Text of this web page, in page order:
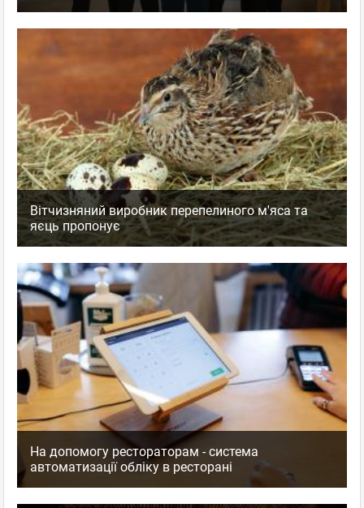
Вітчизняний виробник перепелиного м'яса та
яєць пропонує
На допомогу рестораторам - система
автоматизації обліку в ресторані